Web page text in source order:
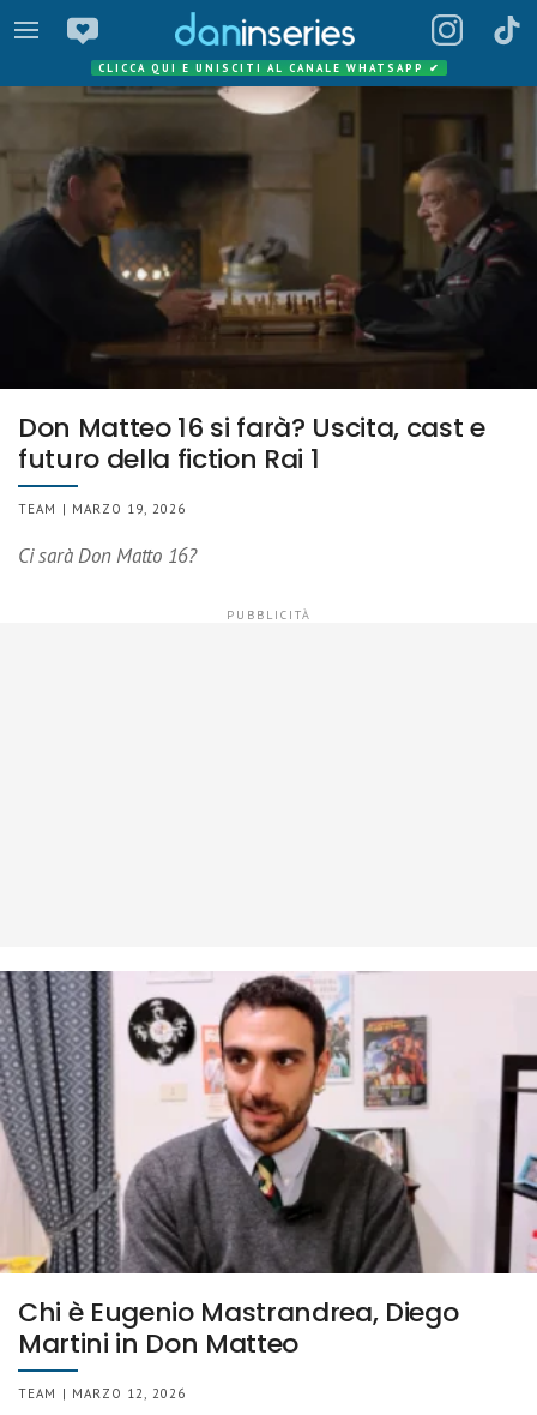
CLICCA QUI E UNISCITI AL CANALE WHATSAPP ✔
Don Matteo 16 si farà? Uscita, cast e
futuro della fiction Rai 1
TEAM | MARZO 19, 2026
Ci sarà Don Matto 16?
Chi è Eugenio Mastrandrea, Diego
Martini in Don Matteo
TEAM | MARZO 12, 2026